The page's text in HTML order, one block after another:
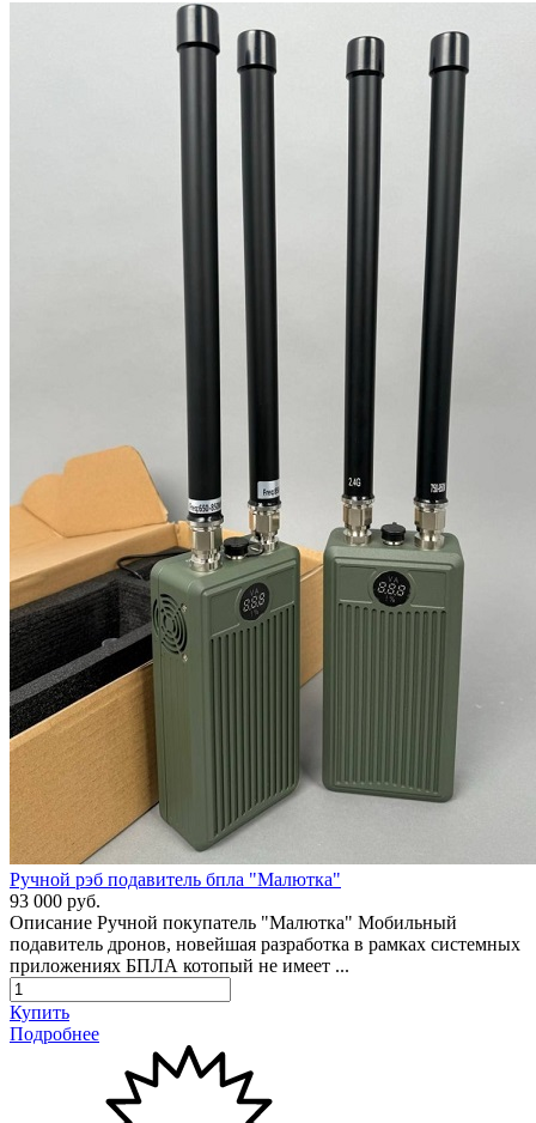
Ручной рэб подавитель бпла "Малютка"
93 000 руб.
Описание Ручной покупатель "Малютка" Мобильный
подавитель дронов, новейшая разработка в pамкаx системных
приложениях БПЛА котопый не имеет ...
Купить
Подробнее